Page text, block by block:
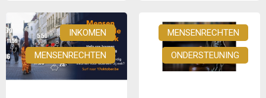
Handicap waar te
maken.INKOMEN
MENSENRECHTEN
MENSENRECHTEN
ONDERSTEUNING